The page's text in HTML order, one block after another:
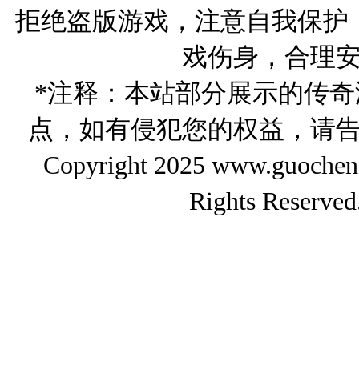
拒绝盗版游戏，注意自我保
戏伤身，合理
*注释：本站部分展示的传
点，如有侵犯您的权益，请
Copyright 2025
Rights